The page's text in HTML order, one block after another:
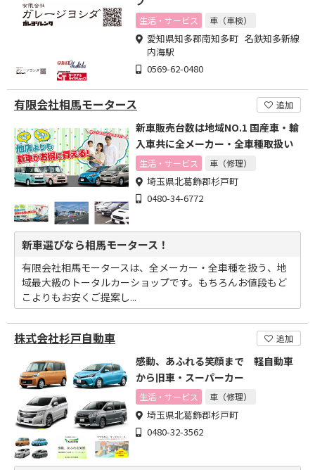
生活・サービス 車（車検）
愛知県知多郡南知多町 名鉄知多新線
内海駅
0569-62-0480
有限会社相馬モータース 追加
新車販売台数は地域NO.1 国産車・輸
入車共に全メーカー・全車種取扱い
生活・サービス 車（修理）
埼玉県北葛飾郡杉戸町
0480-34-6772
新車選びなら相馬モータース！
有限会社相馬モータースは、全メーカー・全車種を扱う、地
域最大級のトータルカーショップです。もちろんお値段もど
こよりもお安くご提案し...
株式会社杉戸自動車 追加
感動、あふれる笑顔まで 軽自動車
から旧車・スーパーカー
生活・サービス 車（修理）
埼玉県北葛飾郡杉戸町
0480-32-3562